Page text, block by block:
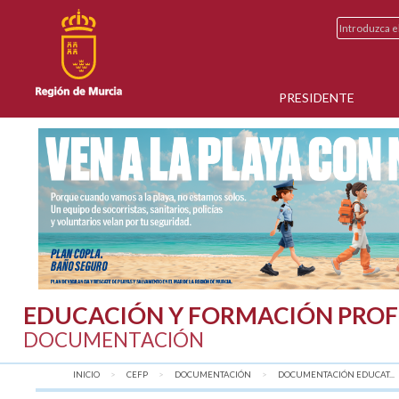
PRESIDENTE
EDUCACIÓN Y FORMACIÓN
DOCUMENTACIÓN
INICIO CEFP DOCUMENTACIÓN DOCUMENTACIÓN EDUCAT...